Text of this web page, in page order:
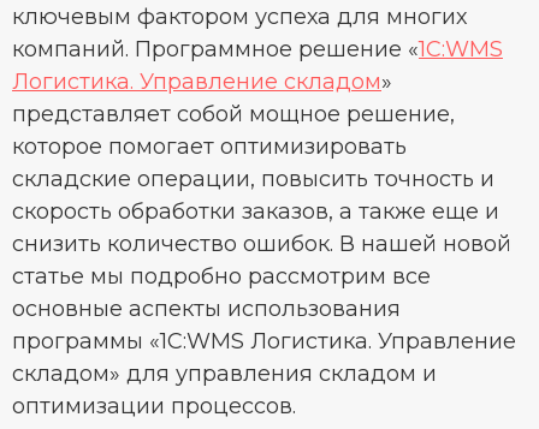
ключевым фактором успеха для многих
компаний. Программное решение «1С:WMS
Логистика. Управление складом»
представляет собой мощное решение,
которое помогает оптимизировать
складские операции, повысить точность и
скорость обработки заказов, а также еще и
снизить количество ошибок. В нашей новой
статье мы подробно рассмотрим все
основные аспекты использования
программы «1С:WMS Логистика. Управление
складом» для управления складом и
оптимизации процессов.